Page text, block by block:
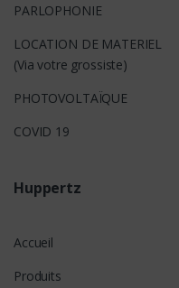
PARLOPHONIE
LOCATION DE MATERIEL
(Via votre grossiste)
PHOTOVOLTAÏQUE
COVID 19
Huppertz
Accueil
Produits